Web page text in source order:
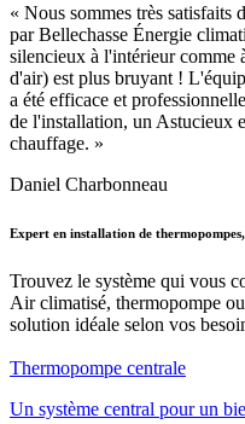
« Nous sommes très
par Bellechasse Énergie
silencieux à l'intérieur comme
d'air) est plus bruyant !
a été efficace et
de l'installation, un Astucieux
chauffage. »
Daniel Charbonneau
Expert en installation de
Trouvez le système qui vous
Air climatisé, thermopompe
solution idéale selon vos
Thermopompe centrale
Un système central pour un